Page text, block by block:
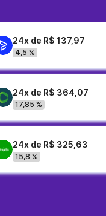
24x de R$ 137,97
4,5 %
24x de R$ 364,07
17,85 %
24x de R$ 325,63
15,8 %